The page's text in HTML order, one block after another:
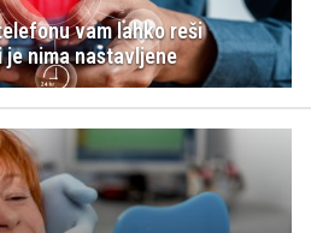
vam lahko reši
nima nastavljene